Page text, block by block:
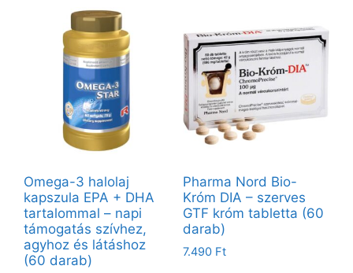
Omega-3 halolaj
kapszula EPA + DHA
tartalommal – napi
támogatás szívhez,
agyhoz és látáshoz
(60 darab)
Pharma Nord Bio-
Króm DIA – szerves
GTF króm tabletta (60
darab)
7.490 Ft